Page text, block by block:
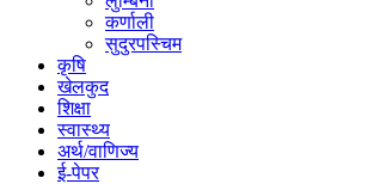
कर्णाली
सुदुरपस्चिम
कृषि
खेलकुद
शिक्षा
स्वास्थ्य
अर्थ/वाणिज्य
ई-पेपर